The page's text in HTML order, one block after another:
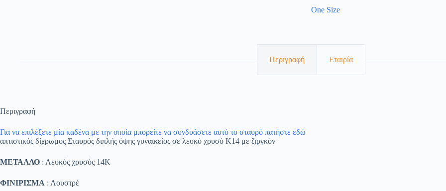
One Size
Περιγραφή Εταιρία
Περιγραφή
Για να επιλέξετε μία καδένα με την οποία μπορείτε να συνδυάσετε αυτό το σταυρό πατήστε εδώ
απτιστικός δίχρωμος Σταυρός διπλής όψης γυναικείος σε λευκό χρυσό Κ14 με ζιργκόν
ΜΕΤΑΛΛΟ : Λευκός χρυσός 14K
ΦΙΝΙΡΙΣΜΑ : Λουστρέ